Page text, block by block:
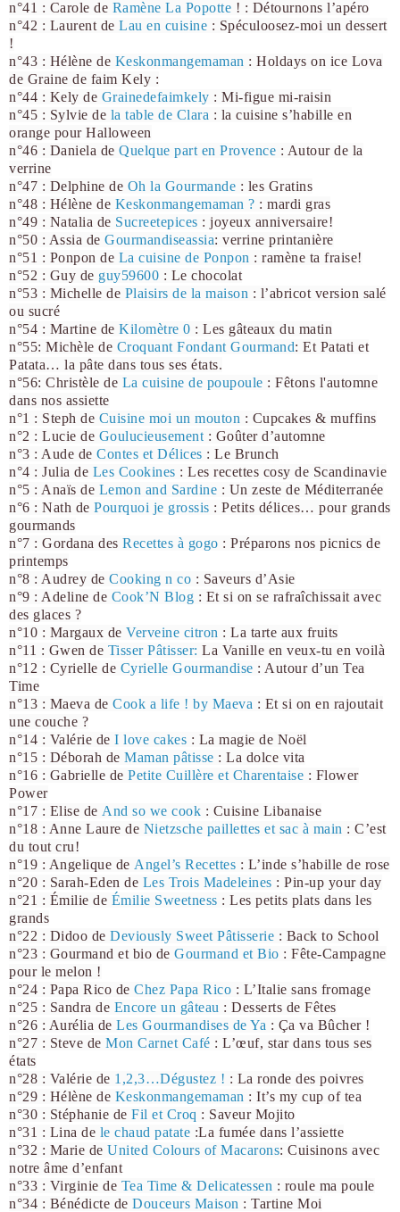
n°41 : Carole de Ramène La Popotte ! : Détournons l’apéro
n°42 : Laurent de Lau en cuisine : Spéculoosez-moi un dessert
!
n°43 : Hélène de Keskonmangemaman : Holdays on ice Lova
de Graine de faim Kely :
n°44 : Kely de Grainedefaimkely : Mi-figue mi-raisin
n°45 : Sylvie de la table de Clara : la cuisine s’habille en
orange pour Halloween
n°46 : Daniela de Quelque part en Provence : Autour de la
verrine
n°47 : Delphine de Oh la Gourmande : les Gratins
n°48 : Hélène de Keskonmangemaman ? : mardi gras
n°49 : Natalia de Sucreetepices : joyeux anniversaire!
n°50 : Assia de Gourmandiseassia: verrine printanière
n°51 : Ponpon de La cuisine de Ponpon : ramène ta fraise!
n°52 : Guy de guy59600 : Le chocolat
n°53 : Michelle de Plaisirs de la maison : l’abricot version salé
ou sucré
n°54 : Martine de Kilomètre 0 : Les gâteaux du matin
n°55: Michèle de Croquant Fondant Gourmand: Et Patati et
Patata… la pâte dans tous ses états.
n°56: Christèle de La cuisine de poupoule : Fêtons l'automne
dans nos assiette
n°1 : Steph de Cuisine moi un mouton : Cupcakes & muffins
n°2 : Lucie de Goulucieusement : Goûter d’automne
n°3 : Aude de Contes et Délices : Le Brunch
n°4 : Julia de Les Cookines : Les recettes cosy de Scandinavie
n°5 : Anaïs de Lemon and Sardine : Un zeste de Méditerranée
n°6 : Nath de Pourquoi je grossis : Petits délices… pour grands
gourmands
n°7 : Gordana des Recettes à gogo : Préparons nos picnics de
printemps
n°8 : Audrey de Cooking n co : Saveurs d’Asie
n°9 : Adeline de Cook’N Blog : Et si on se rafraîchissait avec
des glaces ?
n°10 : Margaux de Verveine citron : La tarte aux fruits
n°11 : Gwen de Tisser Pâtisser: La Vanille en veux-tu en voilà
n°12 : Cyrielle de Cyrielle Gourmandise : Autour d’un Tea
Time
n°13 : Maeva de Cook a life ! by Maeva : Et si on en rajoutait
une couche ?
n°14 : Valérie de I love cakes : La magie de Noël
n°15 : Déborah de Maman pâtisse : La dolce vita
n°16 : Gabrielle de Petite Cuillère et Charentaise : Flower
Power
n°17 : Elise de And so we cook : Cuisine Libanaise
n°18 : Anne Laure de Nietzsche paillettes et sac à main : C’est
du tout cru!
n°19 : Angelique de Angel’s Recettes : L’inde s’habille de rose
n°20 : Sarah-Eden de Les Trois Madeleines : Pin-up your day
n°21 : Émilie de Émilie Sweetness : Les petits plats dans les
grands
n°22 : Didoo de Deviously Sweet Pâtisserie : Back to School
n°23 : Gourmand et bio de Gourmand et Bio : Fête-Campagne
pour le melon !
n°24 : Papa Rico de Chez Papa Rico : L’Italie sans fromage
n°25 : Sandra de Encore un gâteau : Desserts de Fêtes
n°26 : Aurélia de Les Gourmandises de Ya : Ça va Bûcher !
n°27 : Steve de Mon Carnet Café : L’œuf, star dans tous ses
états
n°28 : Valérie de 1,2,3…Dégustez ! : La ronde des poivres
n°29 : Hélène de Keskonmangemaman : It’s my cup of tea
n°30 : Stéphanie de Fil et Croq : Saveur Mojito
n°31 : Lina de le chaud patate :La fumée dans l’assiette
n°32 : Marie de United Colours of Macarons: Cuisinons avec
notre âme d’enfant
n°33 : Virginie de Tea Time & Delicatessen : roule ma poule
n°34 : Bénédicte de Douceurs Maison : Tartine Moi